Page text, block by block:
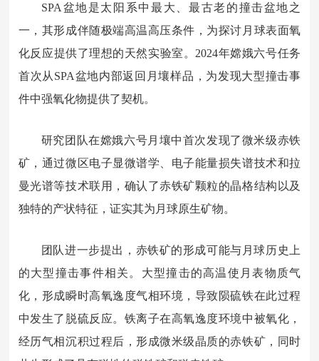
SPA盆地是太阳系中最大、最古老的撞击盆地之
一，其形成伴随极端高温高压条件，为探讨月球表面氧
化反应提供了理想的天然实验室。 2024年嫦娥六号任务
首次从SPA盆地内部返回月壤样品，为发现大型撞击事
件中强氧化物提供了契机。
研究团队在嫦娥六号月壤中首次发现了微米级赤铁
矿，通过微区电子显微谱学、电子能量损失谱技术和拉
曼光谱等技术联用，确认了赤铁矿颗粒的晶格结构以及
独特的产状特征，证实其为月球原生矿物。
团队进一步提出，赤铁矿的形成可能与月球历史上
的大型撞击事件相关。大型撞击的高温使月表物质气
化，形成瞬时高氧逸度气相环境，导致陨硫铁在此过程
中发生了脱硫反应。铁离子在高氧逸度环境中被氧化，
经历气相沉积过程后，形成微米级晶质的赤铁矿，同时